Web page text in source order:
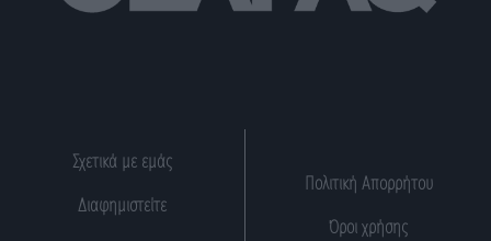
Σχετικά με εμάς
Διαφημιστείτε
Πολιτική Απορρήτου
Όροι χρήσης